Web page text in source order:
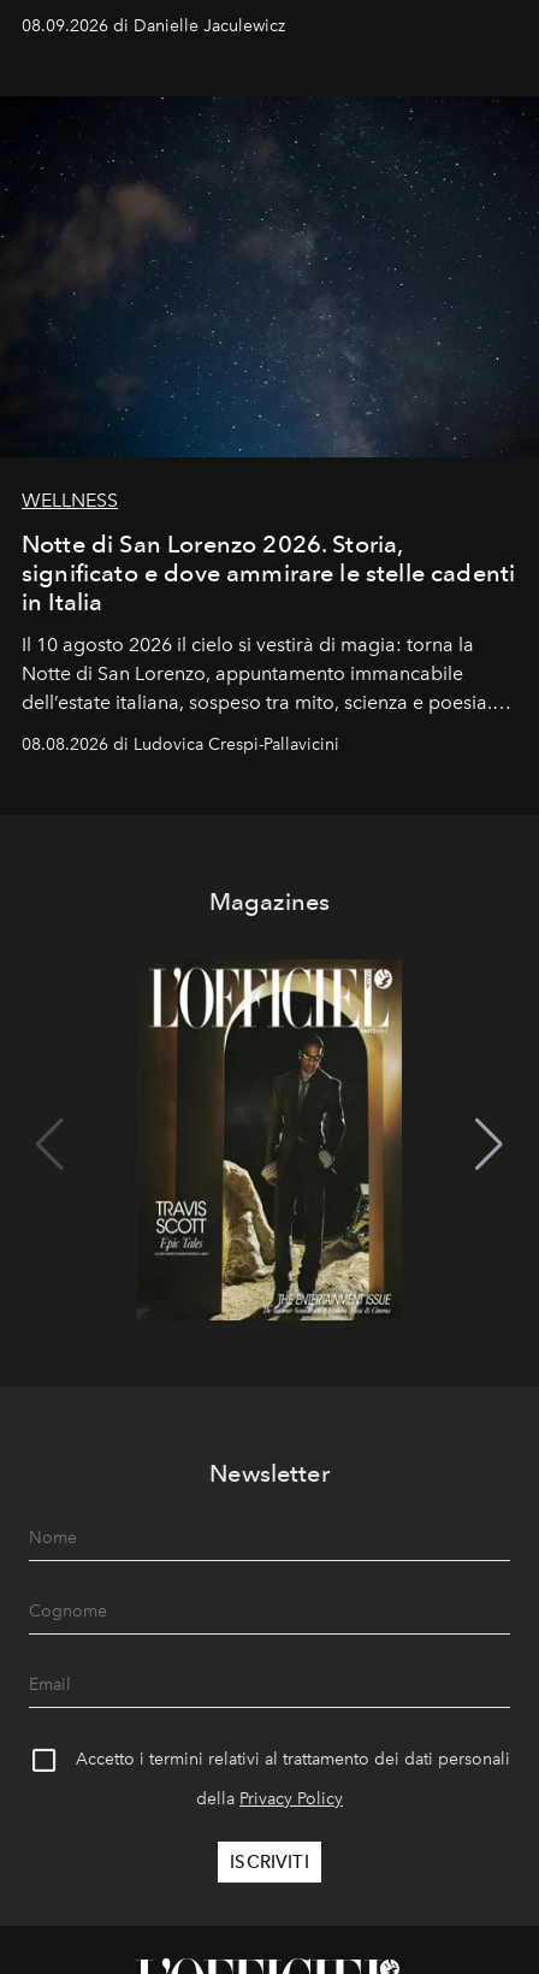
dell'autunno?
08.09.2026 di Danielle Jaculewicz
WELLNESS
Notte di San Lorenzo 2026. Storia,
significato e dove ammirare le stelle cadenti
in Italia
Il 10 agosto 2026 il cielo si vestirà di magia: torna la
Notte di San Lorenzo, appuntamento immancabile
dell’estate italiana, sospeso tra mito, scienza e poesia.
Sarà il momento in cui gli occhi si alzano verso la volta
celeste per seguire il passaggio delle
08.08.2026 di Ludovica Crespi-Pallavicini
Magazines
Newsletter
Accetto i termini relativi al trattamento dei dati personali
della Privacy Policy